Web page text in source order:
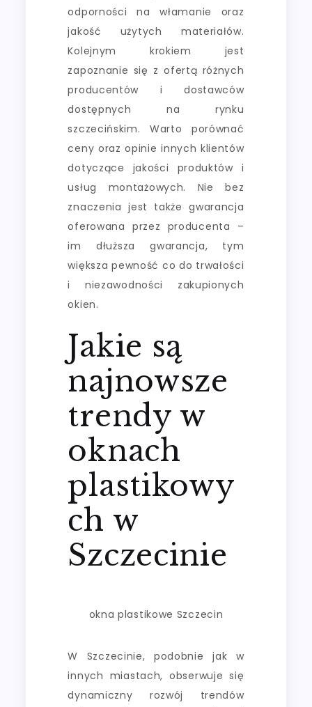
odporności na włamanie oraz
jakość użytych materiałów.
Kolejnym krokiem jest
zapoznanie się z ofertą różnych
producentów i dostawców
dostępnych na rynku
szczecińskim. Warto porównać
ceny oraz opinie innych klientów
dotyczące jakości produktów i
usług montażowych. Nie bez
znaczenia jest także gwarancja
oferowana przez producenta –
im dłuższa gwarancja, tym
większa pewność co do trwałości
i niezawodności zakupionych
okien.
Jakie są
najnowsze
trendy w
oknach
plastikowy
ch w
Szczecinie
okna plastikowe Szczecin
W Szczecinie, podobnie jak w
innych miastach, obserwuje się
dynamiczny rozwój trendów